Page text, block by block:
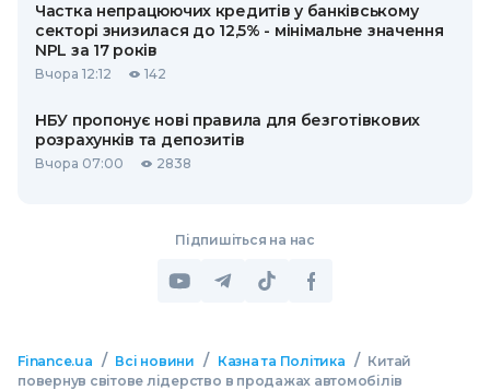
Частка непрацюючих кредитів у банківському
секторі знизилася до 12,5% - мінімальне значення
NPL за 17 років
Вчора 12:12 142
НБУ пропонує нові правила для безготівкових
розрахунків та депозитів
Вчора 07:00 2838
Підпишіться на нас
Finance.ua / Всі новини / Казна та Політика / Китай
повернув світове лідерство в продажах автомобілів